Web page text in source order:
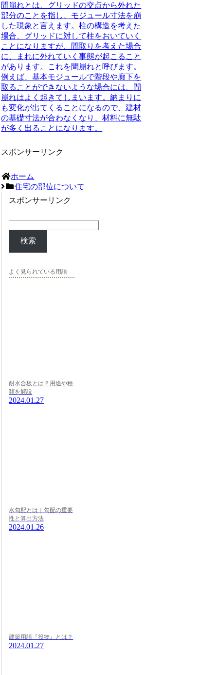
間崩れとは、グリッドの交点から外れた
部分のこと を指し、モジュール寸法を崩
した現象と言えます。柱の構造を考えた
場合、グリッドに対して柱をおいていく
ことになりますが、間取りを考えた場合
に、まれに外れていく事態が起こること
があります。これを間崩れと呼びます。
例えば、基本モジュールで階段や廊下を
取ることができないような場合には、
間
崩れはよく起きてしまいます。納まりに
も変化が出てくることになるので、建材
の基礎寸法が合わなくなり、材料に無駄
が多く出ることになります。
スポンサーリンク
ホーム
住宅の部位について
スポンサーリンク
検索
よく見られている用語
耐水合板とは？用途や種
類を解説
2024.01.27
水勾配とは｜勾配の重要
性と算出方法
2024.01.26
建築用語『役物』とは？
2024.01.27